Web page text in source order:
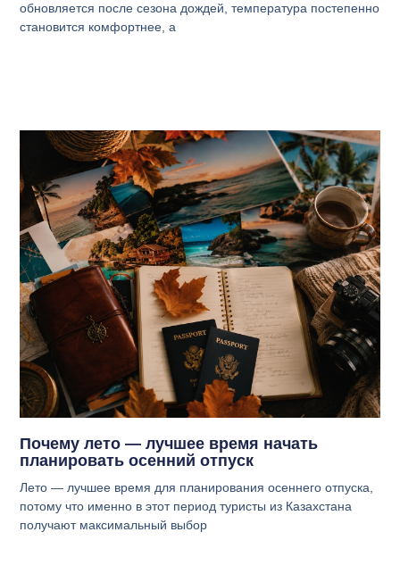
обновляется после сезона дождей, температура постепенно
становится комфортнее, а
Почему лето — лучшее время начать
планировать осенний отпуск
Лето — лучшее время для планирования осеннего отпуска,
потому что именно в этот период туристы из Казахстана
получают максимальный выбор